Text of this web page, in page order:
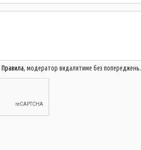
Правила, модератор видалятиме без попереджень.